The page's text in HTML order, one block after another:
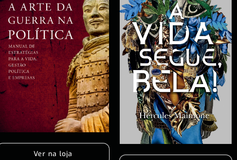
Ver na loja